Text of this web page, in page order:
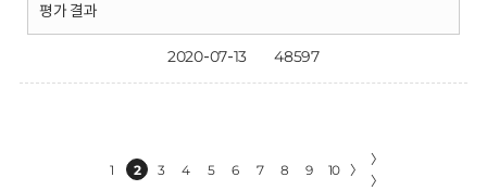
평가 결과
2020-07-13 48597
1 2 3 4 5 6 7 8 9 10 〉
〉
〉